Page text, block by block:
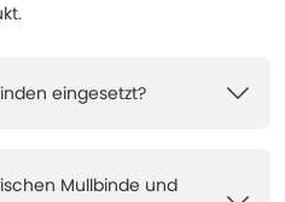
eingesetzt?
Mullbinde und